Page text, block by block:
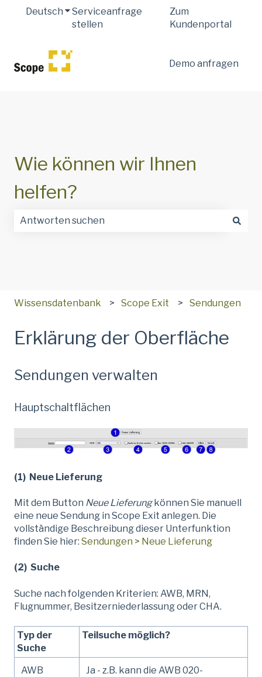
Deutsch Untermenü für Übersetzungen anzeigen
Serviceanfrage
stellen
Zum
Kundenportal
Demo anfragen
Wie können wir Ihnen
helfen?
Wissensdatenbank Scope Exit Sendungen
Erklärung der Oberfläche
Sendungen verwalten
Hauptschaltflächen
(1) Neue Lieferung
Mit dem Button Neue Lieferungkönnen Sie manuell
eine neue Sendung in Scope Exit anlegen. Die
vollständige Beschreibung dieser Unterfunktion
finden Sie hier: Sendungen > Neue Lieferung
(2) Suche
Suche nach folgenden Kriterien: AWB, MRN,
Flugnummer, Besitzerniederlassung oder CHA.
Typ der
Suche
Teilsuche möglich?
AWB
Ja - z.B. kann die AWB 020-